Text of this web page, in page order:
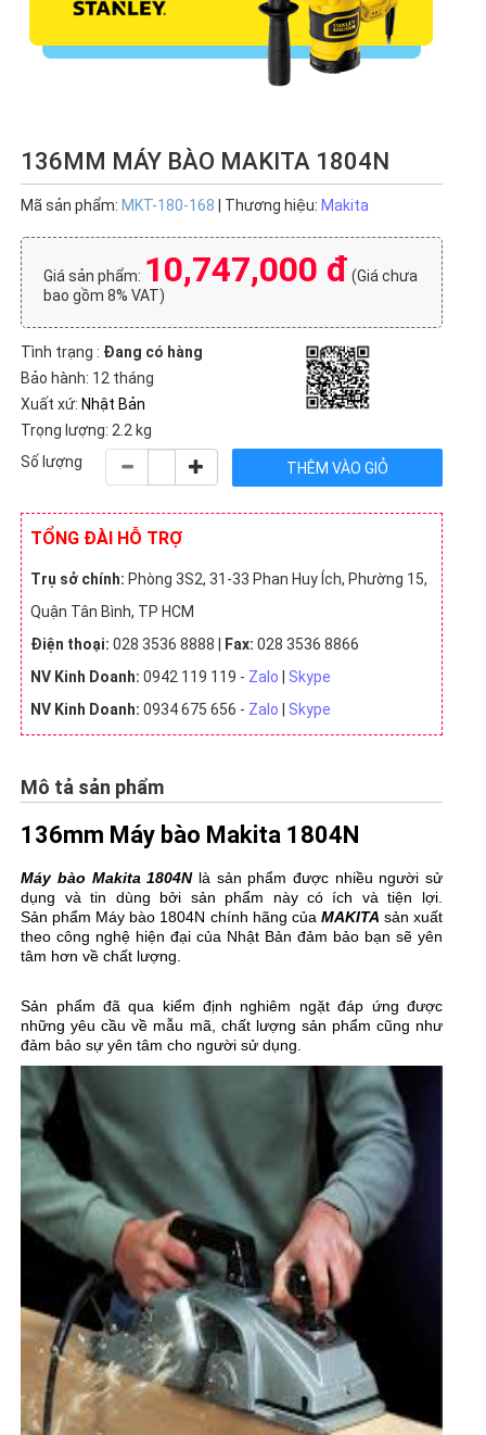
136MM MÁY BÀO MAKITA 1804N
Mã sản phẩm:MKT-180-168 | Thương hiệu:Makita
Giá sản phẩm: 10,747,000 đ (Giá chưa
bao gồm 8% VAT)
Tình trạng : Đang có hàng
Bảo hành: 12 tháng
Xuất xứ:Nhật Bản
Trọng lượng: 2.2 kg
Số lượng
TỔNG ĐÀI HỖ TRỢ
Trụ sở chính: Phòng 3S2, 31-33 Phan Huy Ích, Phường 15,
Quận Tân Bình, TP HCM
Điện thoại: 028 3536 8888 | Fax: 028 3536 8866
NV Kinh Doanh: 0942 119 119 - Zalo
Skype
NV Kinh Doanh: 0934 675 656 - Zalo Skype
Mô tả sản phẩm
136mm Máy bào Makita 1804N
Máy bào Makita 1804Nlà sản phẩm được nhiều người sử
dụng và tin dùng bởi sản phẩm này có ích và tiện lợi.
Sản phẩm Máy bào 1804N chính hãng của MAKITA sản xuất
theo công nghệ hiện đại của Nhật Bản đảm bảo bạn sẽ yên
tâm hơn về chất lượng.
Sản phẩm đã qua kiểm định nghiêm ngặt đáp ứng được
những yêu cầu về mẫu mã, chất lượng sản phẩm cũng như
đảm bảo sự yên tâm cho người sử dụng.